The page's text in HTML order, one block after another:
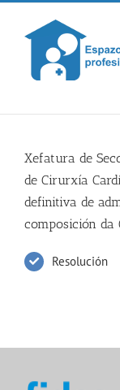
Skip
content
Xefatura de
de Cirurxía
definitiva de
composición da
Resolución